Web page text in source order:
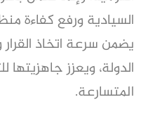
السيادية ورفع كفاءة
يضمن سرعة اتخاذ
الدولة، ويعزز جاهزيتها
المتسارعة.